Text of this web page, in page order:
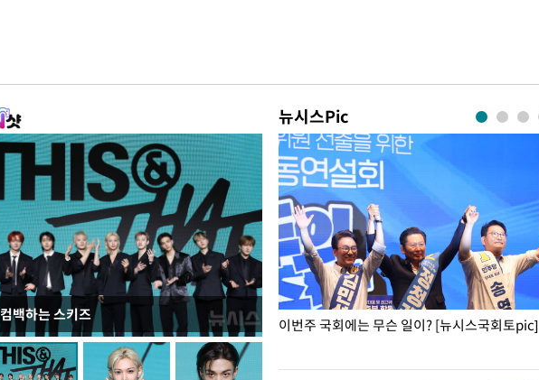
컴백하는 스키즈
뉴시스Pic
이 대통령, 국가폭력 피해자에 위로·사과…"국가
가 책임지고 치유"
이번주 국회에는 무슨 일이? [뉴시스국회토pic]